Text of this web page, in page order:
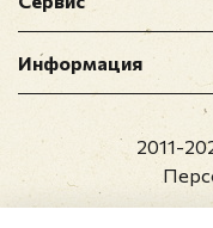
Информация
2011-